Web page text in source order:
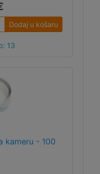
Dodaj u košaru
13
kameru - 100